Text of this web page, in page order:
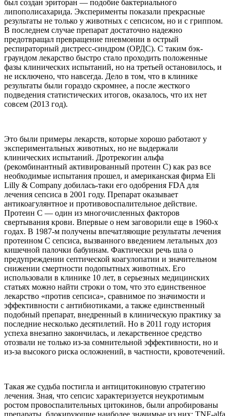
был создан эриторан — подобие бактериального
липополисахарида. Эксперименты показали прекрасные
результаты не только у животных с сепсисом, но и с гриппом.
В последнем случае препарат достаточно надежно
предотвращал превращение пневмонии в острый
респираторный дистресс-синдром (ОРДС). С таким бэк-
граундом лекарство быстро стало проходить положенные
фазы клинических испытаний, но на третьей остановилось, и
не исключено, что навсегда. Дело в том, что в клинике
результаты были гораздо скромнее, а после жесткого
подведения статистических итогов, оказалось, что их нет
совсем (2013 год).
Это были примеры лекарств, которые хорошо работают у
экспериментальных животных, но не выдержали
клинических испытаний. Дротрекогин альфа
(рекомбинантный активированный протеин С) как раз все
необходимые испытания прошел, и американская фирма Eli
Lilly & Company добилась-таки его одобрения FDA для
лечения сепсиса в 2001 году. Препарат оказывает
антикоагулянтное и противовоспалительное действие.
Протеин С — один из многочисленных факторов
свертывания крови. Впервые о нем заговорили еще в 1960-х
годах. В 1987-м получены впечатляющие результаты лечения
протеином С сепсиса, вызванного введением летальных доз
кишечной палочки бабуинам. Фактически речь шла о
предупреждении септической коагулопатии и значительном
снижении смертности подопытных животных. Его
использовали в клинике 10 лет, в серьезных медицинских
статьях можно найти строки о том, что это единственное
лекарство «против сепсиса», сравнимое по значимости и
эффективности с антибиотиками, а также единственный
подобный препарат, внедренный в клиническую практику за
последние несколько десятилетий. Но в 2011 году история
успеха внезапно закончилась, и лекарственное средство
отозвали не только из-за сомнительной эффективности, но и
из-за высокого риска осложнений, в частности, кровотечений.
Такая же судьба постигла и антицитокиновую стратегию
лечения. Зная, что сепсис характеризуется неукротимым
ростом провоспалительных цитокинов, были апробированы
препараты, блокирующие наиболее значимые из них: TNF-alfa